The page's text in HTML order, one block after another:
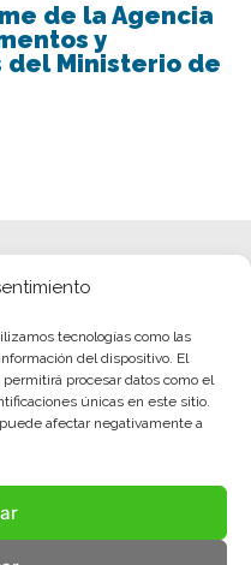
tecnologías como las
del dispositivo. El
procesar datos como el
únicas en este sitio.
afectar negativamente a
de la Agencia
y
del Ministerio de